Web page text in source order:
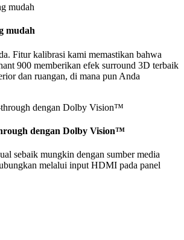
mudah
Fitur kalibrasi kami memastikan bahwa
900 memberikan efek surround 3D terbaik
dan ruangan, di mana pun Anda
dengan Dolby Vision™
sebaik mungkin dengan sumber media
melalui input HDMI pada panel